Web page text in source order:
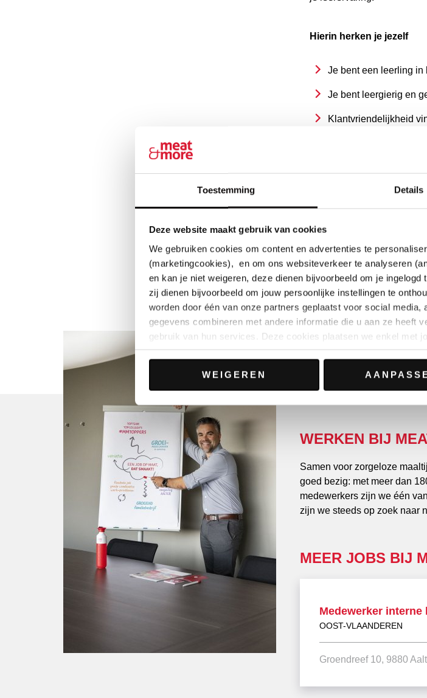
Toestemming Details
Deze website maakt gebruik van cookies
We gebruiken cookies om content en advertenties te
(marketingcookies), en om ons websiteverkeer te analyseren
en kan je niet weigeren, deze dienen bijvoorbeeld om je
zij dienen bijvoorbeeld om jouw persoonlijke instellingen te
worden door één van onze partners geplaatst voor social
gegevens combineren met andere informatie die u aan ze heeft
gebruik van hun services. Deze cookies plaatsen we enkel met
knoppen.
Je kan er (met uitzondering van de strikt noodzakelijke
aanvaarden of weigeren via de knop ‘Aanpassen’. Weigeren
functionele cookies of marketing cookies) kan impact hebben op
gebruikservaring verder te verbeteren. Je kan je toestemming
website. In onze privacyverklaring en cookieverklaring kan je
WEIGEREN
Hierin herken je jezelf
Je bent een leerling
Je bent leergierig en
Klantvriendelijkheid
Een stagiair mag hierop
Een boeiende en
Persoonlijke
Een plezante
telt? Ook daarvoor
Stagiair worden bij
Laat ons weten wat jij
Wij bekijken de
WERKEN BIJ
Samen voor zorgeloze
goed bezig: met meer dan
medewerkers zijn we één
zijn we steeds op zoek naar
MEER JOBS BIJ
Medewerker
OOST-VLAANDEREN
Groendreef 10, 9880